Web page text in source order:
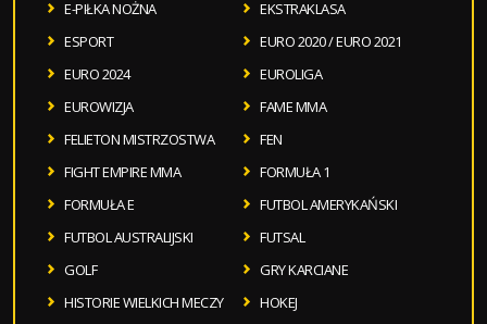
E-PIŁKA NOŻNA
EKSTRAKLASA
ESPORT
EURO 2020 / EURO 2021
EURO 2024
EUROLIGA
EUROWIZJA
FAME MMA
FELIETON MISTRZOSTWA
FEN
FIGHT EMPIRE MMA
FORMUŁA 1
FORMUŁA E
FUTBOL AMERYKAŃSKI
FUTBOL AUSTRALIJSKI
FUTSAL
GOLF
GRY KARCIANE
HISTORIE WIELKICH MECZY
HOKEJ